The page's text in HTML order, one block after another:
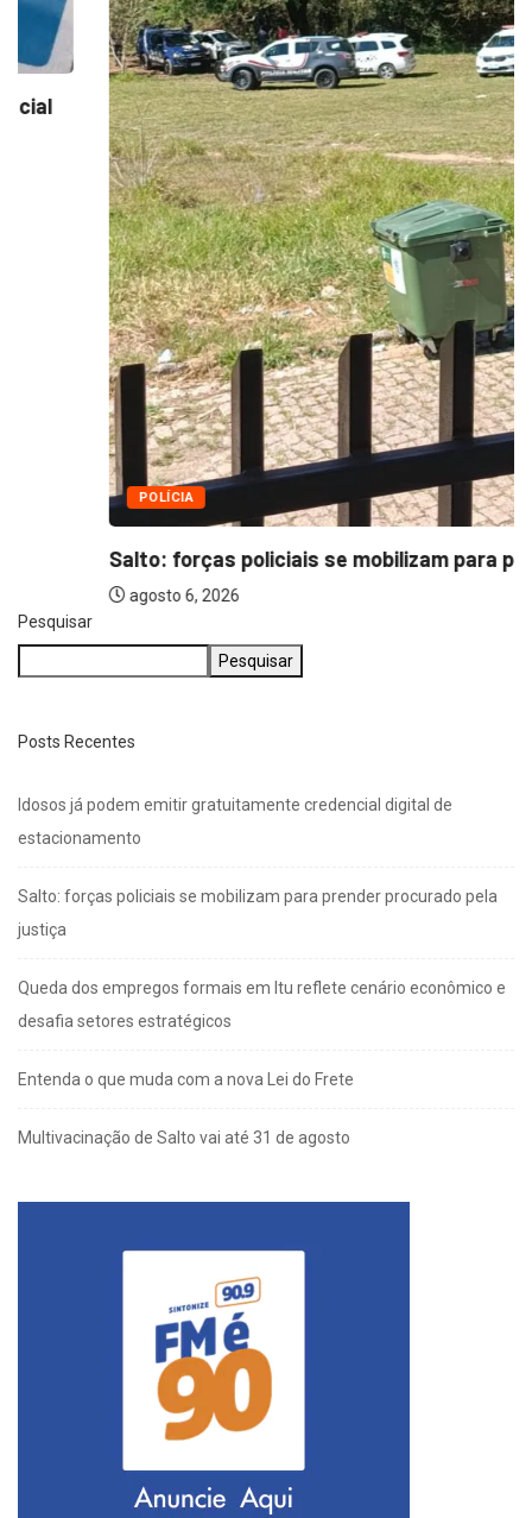
Salto: forças policiais se mobilizam para prender...
agosto 6, 2026
Pesquisar
Pesquisar
Posts Recentes
Idosos já podem emitir gratuitamente credencial digital de
estacionamento
Salto: forças policiais se mobilizam para prender procurado pela
justiça
Queda dos empregos formais em Itu reflete cenário econômico e
desafia setores estratégicos
Entenda o que muda com a nova Lei do Frete
Multivacinação de Salto vai até 31 de agosto